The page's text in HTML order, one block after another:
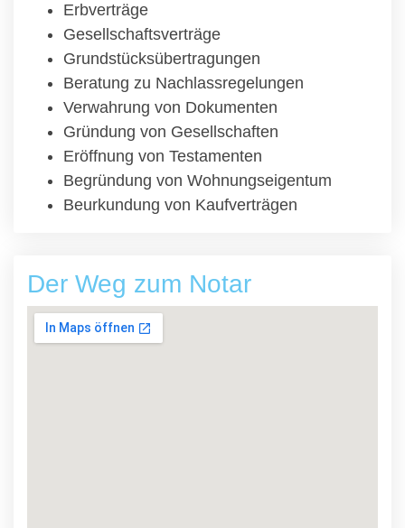
Erbverträge
Gesellschaftsverträge
Grundstücksübertragungen
Beratung zu Nachlassregelungen
Verwahrung von Dokumenten
Gründung von Gesellschaften
Eröffnung von Testamenten
Begründung von Wohnungseigentum
Beurkundung von Kaufverträgen
Der Weg zum Notar